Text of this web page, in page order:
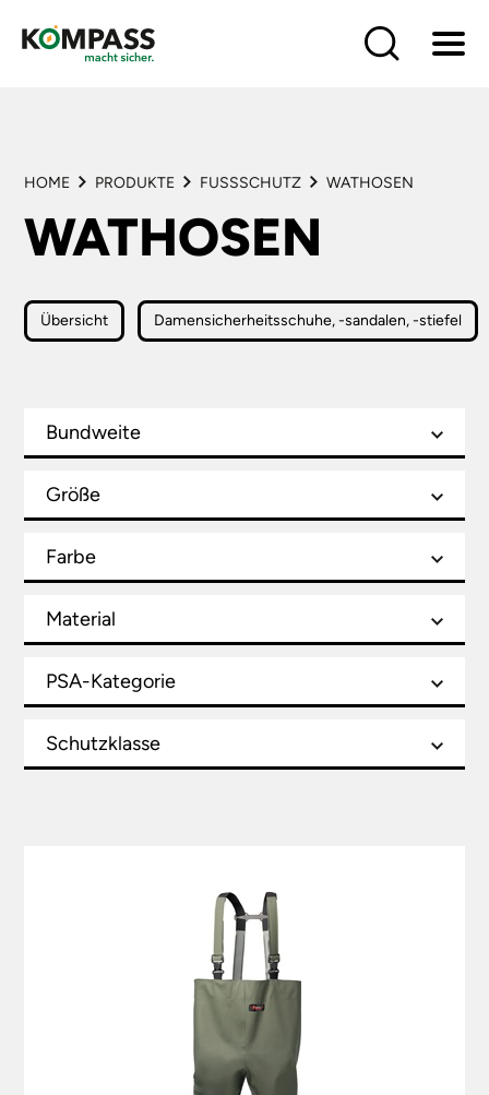
BRANCHEN
HÄNDLER
LIEFERANTEN
HOME PRODUKTE FUSSSCHUTZ WATHOSEN
WATHOSEN
Übersicht Damensicherheitsschuhe, -sandalen, -stiefel
Bundweite
Größe
Farbe
Material
PSA-Kategorie
Schutzklasse